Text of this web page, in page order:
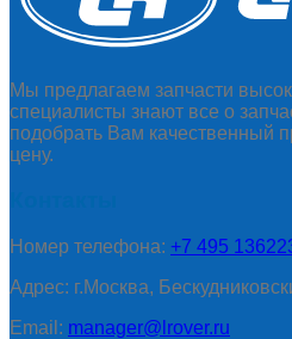
Мы предлагаем запчасти
специалисты знают все о
подобрать Вам качественный
цену.
Номер телефона: +7 495
Адрес: г.Москва,
Email: manager@lrover.ru